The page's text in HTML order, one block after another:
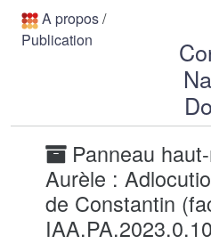
A propos/
Publication
Panneau
Aurèle :
de Constantin